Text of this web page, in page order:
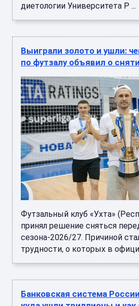
диетологии Университета Р ...
Выиграли золото и ушли:
по футзалу объявил о
Футзальный клуб «Ухта»
принял решение сняться
сезона-2026/27. Причиной
трудности, о которых в
Банковская система